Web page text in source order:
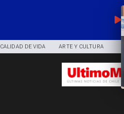
CALIDAD DE VIDA ARTE Y CULTURA